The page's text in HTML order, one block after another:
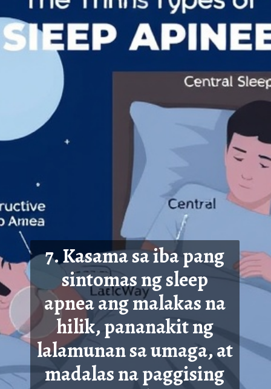
7. Kasama sa iba pang
sintomas ng sleep
apnea ang malakas na
hilik, pananakit ng
lalamunan sa umaga, at
madalasna paggising